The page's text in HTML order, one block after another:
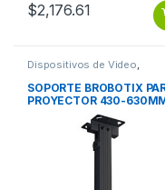
$2,176.61
Dispositivos de Video,
SOPORTE BROBOTIX
PROYECTOR 430-